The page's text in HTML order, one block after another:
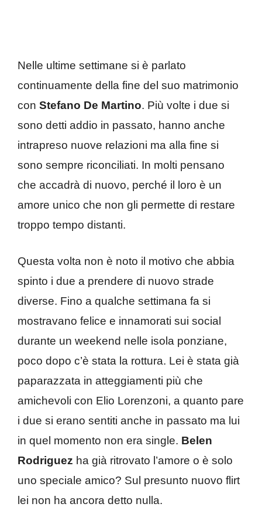
Nelle ultime settimane si è parlato
continuamente della fine del suo matrimonio
con Stefano De Martino. Più volte i due si
sono detti addio in passato, hanno anche
intrapreso nuove relazioni ma alla fine si
sono sempre riconciliati. In molti pensano
che accadrà di nuovo, perché il loro è un
amore unico che non gli permette di restare
troppo tempo distanti.
Questa volta non è noto il motivo che abbia
spinto i due a prendere di nuovo strade
diverse. Fino a qualche settimana fa si
mostravano felice e innamorati sui social
durante un weekend nelle isola ponziane,
poco dopo c’è stata la rottura. Lei è stata già
paparazzata in atteggiamenti più che
amichevoli con Elio Lorenzoni, a quanto pare
i due si erano sentiti anche in passato ma lui
in quel momento non era single. Belen
Rodriguez ha già ritrovato l’amore o è solo
uno speciale amico? Sul presunto nuovo flirt
lei non ha ancora detto nulla.